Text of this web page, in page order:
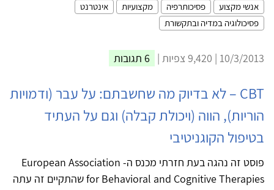
אנשי מקצוע פסיכותרפיה מקצועיות
אינטרנט
פסיכולוגיה במדיה ובתקשורת
10/3/2013 | 9,420 צפיות | 6 תגובות
CBT – לא בדיוק מה שחשבתם: על עבר (ודמויות
הוריות), הווה (ויכולת קבלה) וגם על העתיד
בטיפול הקוגניטיבי
פוסט זה נהגה בעת חזרתי מכנס ה- European Association
for Behavioral and Cognitive Therapies שהתקיים זה עתה